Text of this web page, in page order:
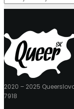
2020 – 2025
7918